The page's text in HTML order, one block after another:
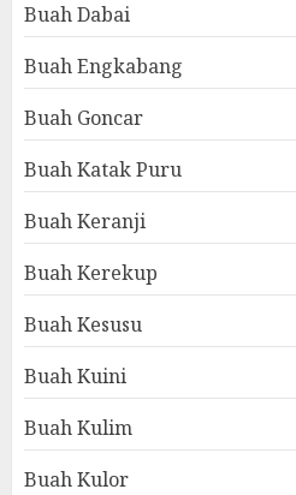
Buah Dabai
Buah Engkabang
Buah Goncar
Buah Katak Puru
Buah Keranji
Buah Kerekup
Buah Kesusu
Buah Kuini
Buah Kulim
Buah Kulor